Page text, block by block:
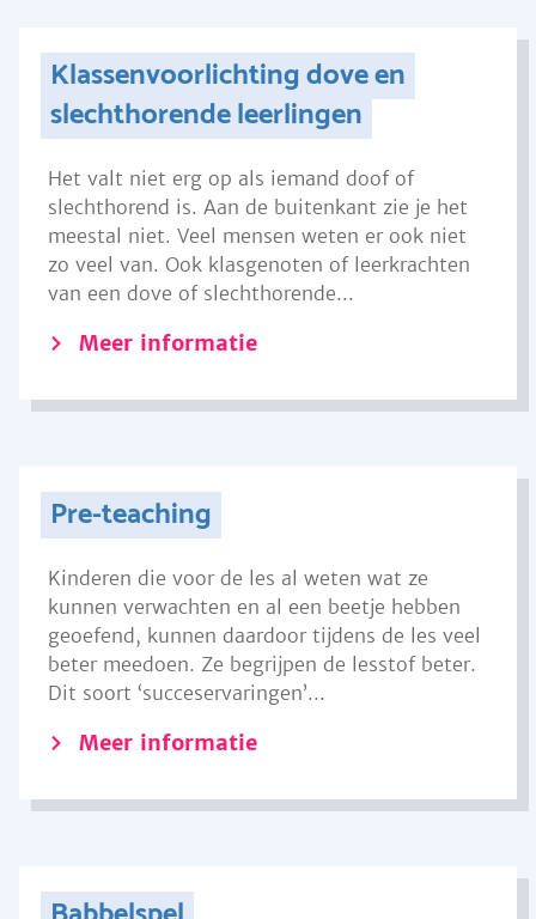
Klassenvoorlichting dove en
slechthorende leerlingen
Het valt niet erg op als iemand doof of
slechthorend is. Aan de buitenkant zie je het
meestal niet. Veel mensen weten er ook niet
zo veel van. Ook klasgenoten of leerkrachten
van een dove of slechthorende...
Meer informatie
Pre-teaching
Kinderen die voor de les al weten wat ze
kunnen verwachten en al een beetje hebben
geoefend, kunnen daardoor tijdens de les veel
beter meedoen. Ze begrijpen de lesstof beter.
Dit soort ‘succeservaringen’...
Meer informatie